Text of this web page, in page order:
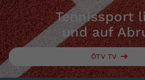
Tennissport
und auf
ÖTV TV